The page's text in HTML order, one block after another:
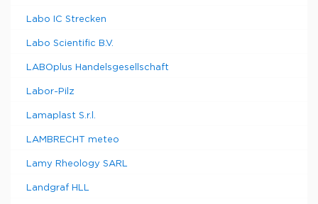
Labo IC Strecken
Labo Scientific B.V.
LABOplus Handelsgesellschaft
Labor-Pilz
Lamaplast S.r.l.
LAMBRECHT meteo
Lamy Rheology SARL
Landgraf HLL